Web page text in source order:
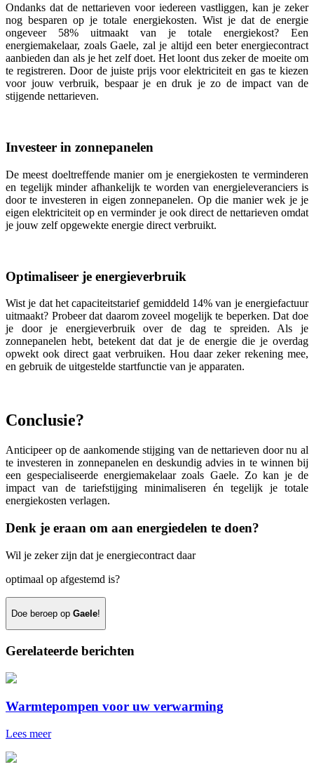
Ondanks dat de nettarieven voor iedereen vastliggen, kan je zeker
nog besparen op je totale energiekosten. Wist je dat de energie
ongeveer 58% uitmaakt van je totale energiekost? Een
energiemakelaar, zoals Gaele, zal je altijd een beter energiecontract
aanbieden dan als je het zelf doet. Het loont dus zeker de moeite om
te registreren. Door de juiste prijs voor elektriciteit en gas te kiezen
voor jouw verbruik, bespaar je en druk je zo de impact van de
stijgende nettarieven.
Investeer in zonnepanelen
De meest doeltreffende manier om je energiekosten te verminderen
en tegelijk minder afhankelijk te worden van energieleveranciers is
door te investeren in eigen zonnepanelen. Op die manier wek je je
eigen elektriciteit op en verminder je ook direct de nettarieven omdat
je jouw zelf opgewekte energie direct verbruikt.
Optimaliseer je energieverbruik
Wist je dat het capaciteitstarief gemiddeld 14% van je energiefactuur
uitmaakt? Probeer dat daarom zoveel mogelijk te beperken. Dat doe
je door je energieverbruik over de dag te spreiden. Als je
zonnepanelen hebt, betekent dat dat je de energie die je overdag
opwekt ook direct gaat verbruiken. Hou daar zeker rekening mee,
en gebruik de uitgestelde startfunctie van je apparaten.
Conclusie?
Anticipeer op de aankomende stijging van de nettarieven door nu al
te investeren in zonnepanelen en deskundig advies in te winnen bij
een gespecialiseerde energiemakelaar zoals Gaele. Zo kan je de
impact van de tariefstijging minimaliseren én tegelijk je totale
energiekosten verlagen.
Denk je eraan om aan energiedelen te doen?
Wil je zeker zijn dat je energiecontract daar
optimaal op afgestemd is?
Doe beroep op Gaele!
Gerelateerde berichten
Warmtepompen voor uw verwarming
Lees meer